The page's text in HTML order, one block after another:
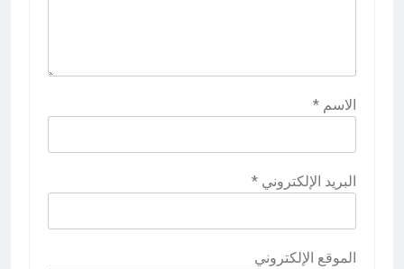
الاسم *
البريد الإلكتروني *
الموقع الإلكتروني